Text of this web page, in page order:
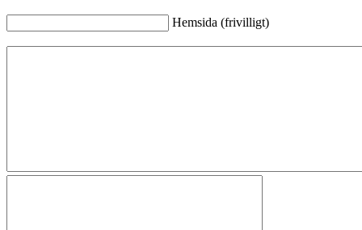
Hemsida (frivilligt)